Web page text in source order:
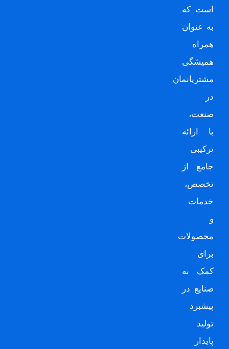
است که
به عنوان
همراه
همیشگی
مشتریانمان
در
صنعت،
با ارائه
ترکیبی
جامع از
تخصص،
خدمات
و
محصولات
برای
کمک به
صنایع در
پیشبرد
تولید
پایدار